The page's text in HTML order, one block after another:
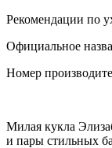
Рекомендации по
Официальное
Номер
Милая кукла
и пары стильных